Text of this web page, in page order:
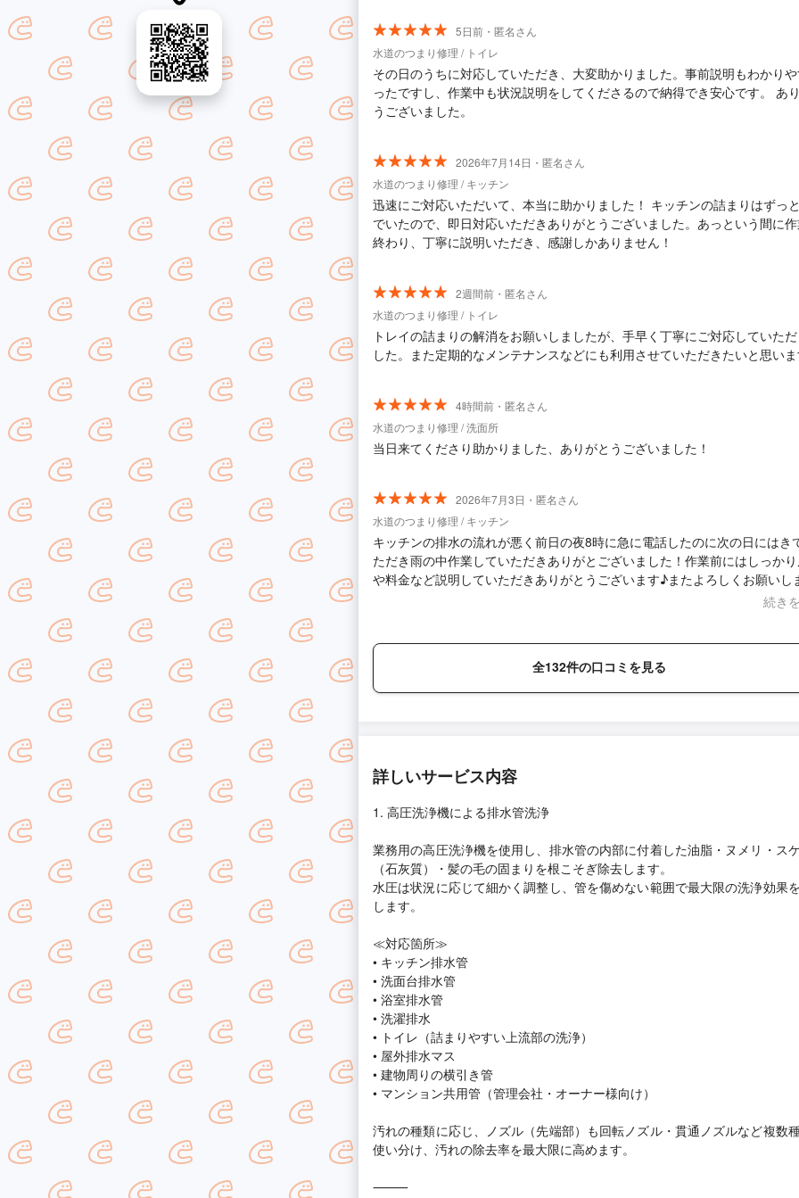
5日前・匿名さん
水道のつまり修理 / トイレ
その日のうちに対応していただき、大変助かりました。事前説明もわかり
ったですし、作業中も状況説明をしてくださるので納得でき安心です。 あ
うございました。
2026年7月14日・匿名さん
水道のつまり修理 / キッチン
迅速にご対応いただいて、本当に助かりました！ キッチンの詰まりはずっ
でいたので、即日対応いただきありがとうございました。あっという間に
終わり、丁寧に説明いただき、感謝しかありません！
2週間前・匿名さん
水道のつまり修理 / トイレ
トレイの詰まりの解消をお願いしましたが、手早く丁寧にご対応していた
した。また定期的なメンテナンスなどにも利用させていただきたいと思い
4時間前・匿名さん
水道のつまり修理 / 洗面所
当日来てくださり助かりました、ありがとうございました！
2026年7月3日・匿名さん
水道のつまり修理 / キッチン
キッチンの排水の流れが悪く前日の夜8時に急に電話したのに次の日にはき
ただき雨の中作業していただきありがとございました！作業前にはしっか
や料金など説明していただきありがとうございます♪またよろしくお願いし
続き
全132件の口コミを見る
詳しいサービス内容
1. 高圧洗浄機による排水管洗浄
業務用の高圧洗浄機を使用し、排水管の内部に付着した油脂・ヌメリ・ス
（石灰質）・髪の毛の固まりを根こそぎ除去します。
水圧は状況に応じて細かく調整し、管を傷めない範囲で最大限の洗浄効果
します。
≪対応箇所≫
• キッチン排水管
• 洗面台排水管
• 浴室排水管
• 洗濯排水
• トイレ（詰まりやすい上流部の洗浄）
• 屋外排水マス
• 建物周りの横引き管
• マンション共用管（管理会社・オーナー様向け）
汚れの種類に応じ、ノズル（先端部）も回転ノズル・貫通ノズルなど複数
使い分け、汚れの除去率を最大限に高めます。
⸻